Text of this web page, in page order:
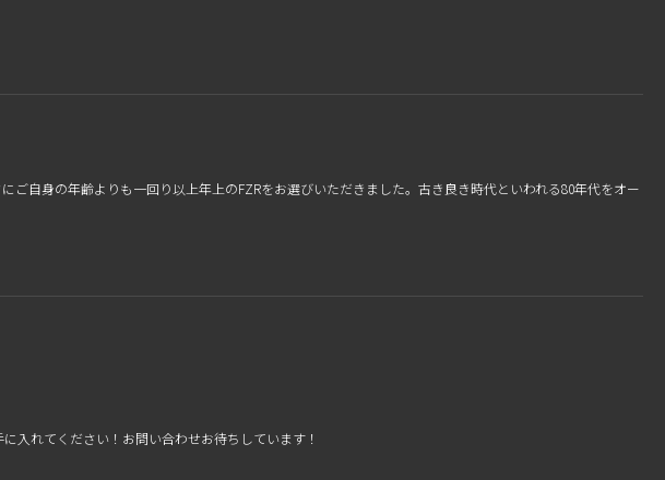
ご自身の年齢よりも一回り以上年上のFZRをお選びいただきました。古き良き時代といわれる80年代をオー
入れてください！お問い合わせお待ちしています！